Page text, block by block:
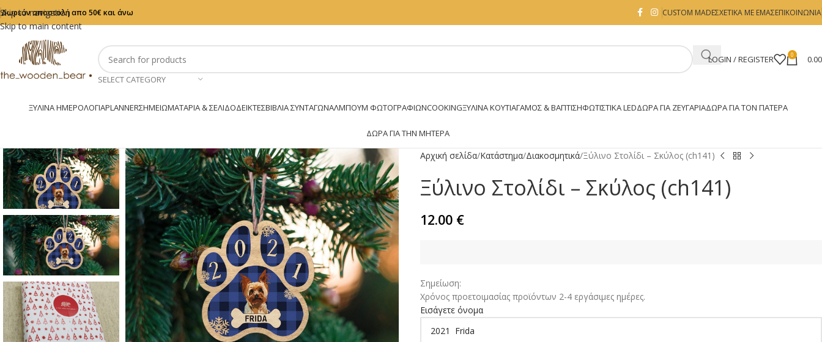
Skip to navigation
Skip to main content
Δωρεάν αποστολή απο 50€ και άνω CUSTOM MADEΣΧΕΤΙΚΑ ΜΕ ΕΜΑΣΕΠΙΚΟΙΝΩΝΙΑ
SELECT CATEGORY
LOGIN / REGISTER 0
ΞΎΛΙΝΑ ΗΜΕΡΟΛΌΓΙΑPLANNERΣΗΜΕΙΩΜΑΤΆΡΙΑ & ΣΕΛΙΔΟΔΕΊΚΤΕΣΒΙΒΛΊΑ ΣΥΝΤΑΓΏΝΆΛΜΠΟΥΜ ΦΩΤΟΓΡΑΦΙΏΝCOOKINGΞΥΛΙΝΑ ΚΟΥΤΙΑΓΑΜΟΣ & ΒΑΠΤΙΣΗΦΩΤΙΣΤΙΚΆ LEDΔΏΡΑ ΓΙΑ ΖΕΥΓΆΡΙΑΔΏΡΑ ΓΙΑ ΤΟΝ ΠΑΤΈΡΑ
ΔΏΡΑ ΓΙΑ ΤΗΝ ΜΗΤΈΡΑ
Αρχική σελίδα Κατάστημα Διακοσμητικά Ξύλινο Στολίδι – Σκύλος (ch141)
Ξύλινο Στολίδι – Σκύλος (ch141)
12.00 €
Σημείωση:
Χρόνος προετοιμασίας προϊόντων 2-4 εργάσιμες ημέρες.
Εισάγετε όνομα